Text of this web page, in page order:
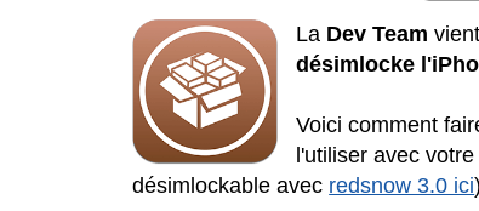
La Dev Team
désimlocke
Voici comment
l'utiliser avec
désimlockable avec redsnow 3.0 ici)